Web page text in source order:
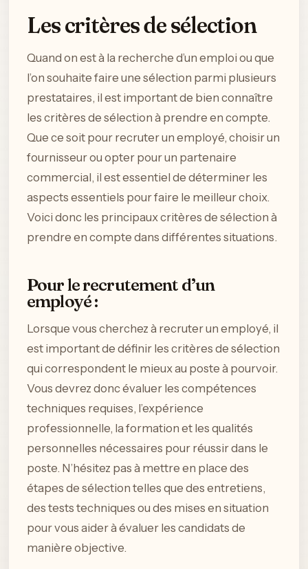
Les critères de sélection
Quand on est à la recherche d’un emploi ou que
l’on souhaite faire une sélection parmi plusieurs
prestataires, il est important de bien connaître
les critères de sélection à prendre en compte.
Que ce soit pour recruter un employé, choisir un
fournisseur ou opter pour un partenaire
commercial, il est essentiel de déterminer les
aspects essentiels pour faire le meilleur choix.
Voici donc les principaux critères de sélection à
prendre en compte dans différentes situations.
Pour le recrutement d’un
employé :
Lorsque vous cherchez à recruter un employé, il
est important de définir les critères de sélection
qui correspondent le mieux au poste à pourvoir.
Vous devrez donc évaluer les compétences
techniques requises, l’expérience
professionnelle, la formation et les qualités
personnelles nécessaires pour réussir dans le
poste. N’hésitez pas à mettre en place des
étapes de sélection telles que des entretiens,
des tests techniques ou des mises en situation
pour vous aider à évaluer les candidats de
manière objective.